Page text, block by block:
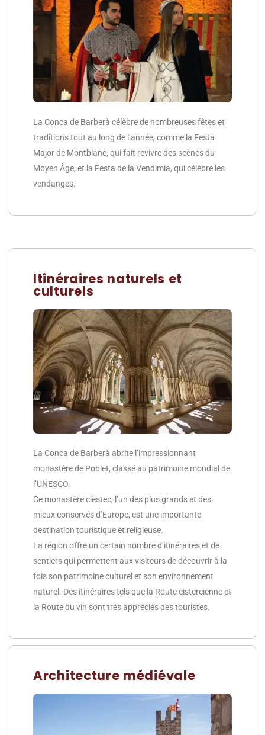
La Conca de Barberà célèbre de nombreuses fêtes et
traditions tout au long de l’année, comme la Festa
Major de Montblanc, qui fait revivre des scènes du
Moyen Âge, et la Festa de la Vendimia, qui célèbre les
vendanges.
Itinéraires naturels et
culturels
La Conca de Barberà abrite l’impressionnant
monastère de Poblet, classé au patrimoine mondial de
l’UNESCO.
Ce monastère ciestec, l’un des plus grands et des
mieux conservés d’Europe, est une importante
destination touristique et religieuse.
La région offre un certain nombre d’itinéraires et de
sentiers qui permettent aux visiteurs de découvrir à la
fois son patrimoine culturel et son environnement
naturel. Des itinéraires tels que la Route cistercienne et
la Route du vin sont très appréciés des touristes.
Architecture médiévale